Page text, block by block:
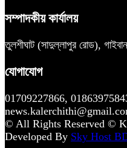
সম্পাদকীয় কার্যালয়
তুলশীঘাট (সাদুল্লাপুর রোড),
যোগাযোগ
01709227866,
© All Rights Reserved ©
Developed By Sky Host